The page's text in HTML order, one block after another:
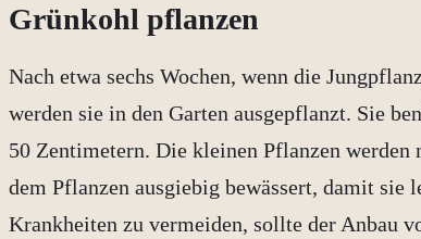
Grünkohl pflanzen
Nach etwa sechs Wochen, wenn die
werden sie in den Garten ausgepflanzt. Sie
50 Zentimetern. Die kleinen Pflanzen
dem Pflanzen ausgiebig bewässert, damit sie
Krankheiten zu vermeiden, sollte der Anbau